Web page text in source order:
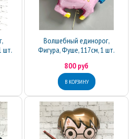
шт.
Волшебный единорог,
Фигура, Фуше, 117см, 1 шт.
800 руб